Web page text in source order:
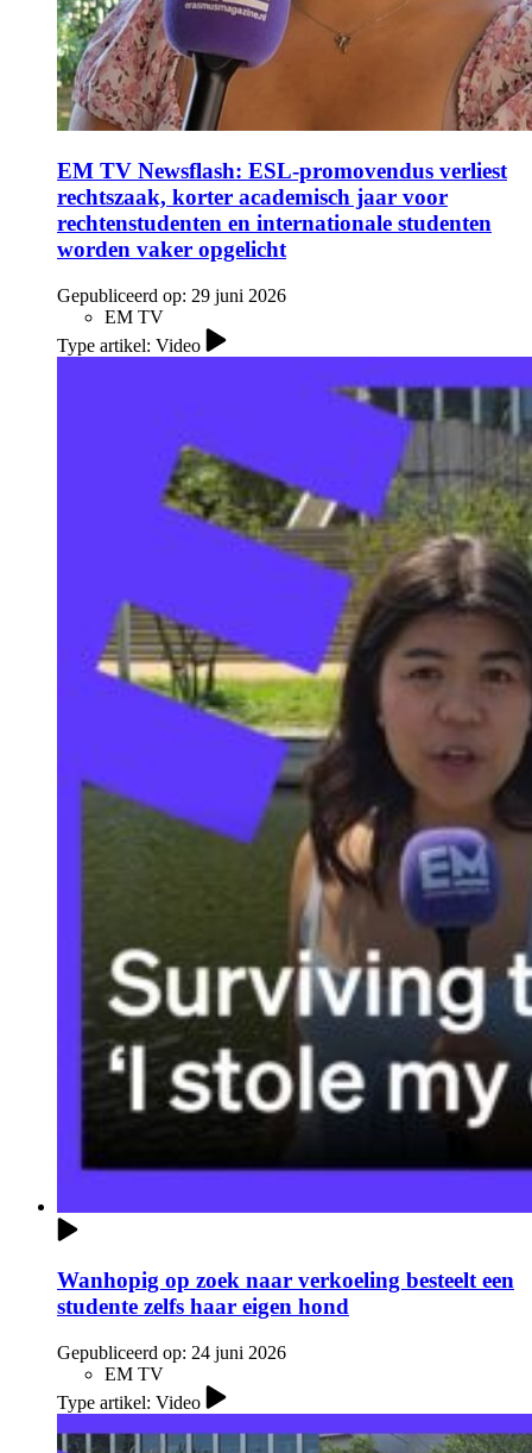
EM TV Newsflash: ESL-promovendus verliest
rechtszaak, korter academisch jaar voor
rechtenstudenten en internationale studenten
worden vaker opgelicht
Gepubliceerd op: 29 juni 2026
EM TV
Type artikel: Video
Wanhopig op zoek naar verkoeling besteelt een
studente zelfs haar eigen hond
Gepubliceerd op: 24 juni 2026
EM TV
Type artikel: Video